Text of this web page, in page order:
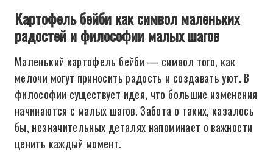
Картофель бейби как символ маленьких
радостей и философии малых шагов
Маленький картофель бейби — символ того, как
мелочи могут приносить радость и создавать уют. В
философии существует идея, что большие изменения
начинаются с малых шагов. Забота о таких, казалось
бы, незначительных деталях напоминает о важности
ценить каждый момент.